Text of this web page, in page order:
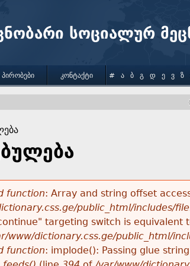
სოციალურ
function: Array and string offset
public_html/includes/
targeting switch is equivalent
www/dictionary.css.ge/public_html/
function: implode(): Passing glue
ᲞᲘᲠᲝᲑᲔᲑᲘ ᲙᲝᲜᲢᲐᲥᲢᲘ # Ა Ბ Გ Დ Ე Ვ Ზ